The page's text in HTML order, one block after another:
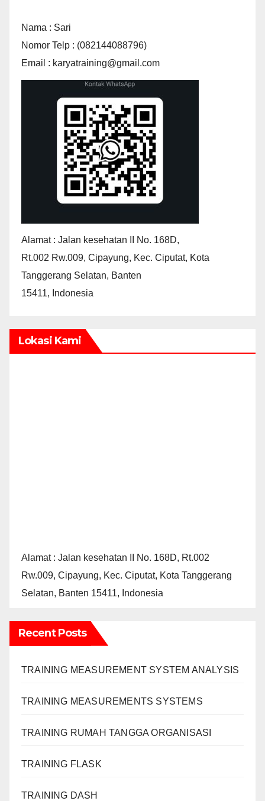
Nama : Sari
Nomor Telp : (082144088796)
Email : karyatraining@gmail.com
Alamat : Jalan kesehatan II No. 168D,
Rt.002 Rw.009, Cipayung, Kec. Ciputat, Kota
Tanggerang Selatan, Banten
15411, Indonesia
Lokasi Kami
Alamat : Jalan kesehatan II No. 168D, Rt.002
Rw.009, Cipayung, Kec. Ciputat, Kota Tanggerang
Selatan, Banten 15411, Indonesia
Recent Posts
TRAINING MEASUREMENT SYSTEM ANALYSIS
TRAINING MEASUREMENTS SYSTEMS
TRAINING RUMAH TANGGA ORGANISASI
TRAINING FLASK
TRAINING DASH